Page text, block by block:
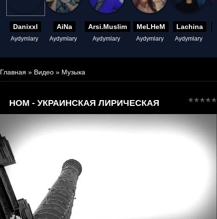
Danixxl
Aydymlary
AiNa
Aydymlary
Arsi.Muslim
Aydymlary
MeLHeM
Aydymlary
Lachina
Aydymlary
Главная » Видео » Музыка
НОМ - УКРАИНСКАЯ ЛИРИЧЕСКАЯ